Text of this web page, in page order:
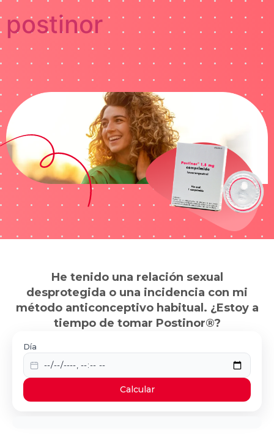
postinor
He tenido una relación sexual
desprotegida o una incidencia con mi
método anticonceptivo habitual. ¿Estoy a
tiempo de tomar Postinor®?
Día
Calcular